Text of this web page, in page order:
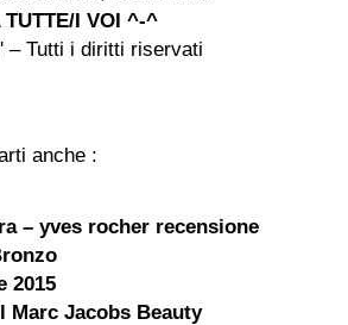
TUTTE/I VOI ^-^
– Tutti i diritti riservati
anche :
– yves rocher recensione
2015
Marc Jacobs Beauty